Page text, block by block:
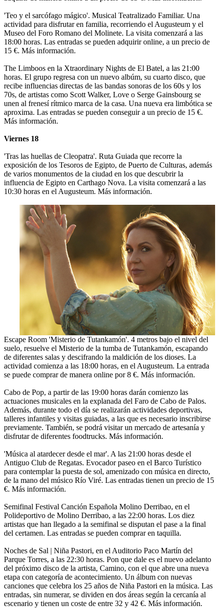
'Teo y el sarcófago mágico'. Musical Teatralizado Familiar. Una
actividad para disfrutar en familia, recorriendo el Augusteum y el
Museo del Foro Romano del Molinete. La visita comenzará a las
18:00 horas. Las entradas se pueden adquirir online, a un precio de
15 €. Más información.
The Limboos en la Xtraordinary Nights de El Batel, a las 21:00
horas. El grupo regresa con un nuevo albúm, su cuarto disco, que
recibe influencias directas de las bandas sonoras de los 60s y los
70s, de artistas como Scott Walker, Love o Serge Gainsbourg se
unen al frenesí rítmico marca de la casa. Una nueva era limbótica se
aproxima. Las entradas se pueden conseguir a un precio de 15 €.
Más información.
Viernes 18
'Tras las huellas de Cleopatra'. Ruta Guiada que recorre la
exposición de los Tesoros de Egipto, de Puerto de Culturas, además
de varios monumentos de la ciudad en los que descubrir la
influencia de Egipto en Carthago Nova. La visita comenzará a las
10:30 horas en el Augusteum. Más información.
Escape Room 'Misterio de Tutankamón'. 4 metros bajo el nivel del
suelo, resuelve el Misterio de la tumba de Tutankamón, escapando
de diferentes salas y descifrando la maldición de los dioses. La
actividad comienza a las 18:00 horas, en el Augusteum. La entrada
se puede comprar de manera online por 8 €. Más información.
Cabo de Pop, a partir de las 19:00 horas darán comienzo las
actuaciones musicales en la explanada del Faro de Cabo de Palos.
Además, durante todo el día se realizarán actividades deportivas,
talleres infantiles y visitas guiadas, a las que es necesario inscribirse
previamente. También, se podrá visitar un mercado de artesanía y
disfrutar de diferentes foodtrucks. Más información.
'Música al atardecer desde el mar'. A las 21:00 horas desde el
Antiguo Club de Regatas. Evocador paseo en el Barco Turístico
para contemplar la puesta de sol, amenizado con música en directo,
de la mano del músico Río Viré. Las entradas tienen un precio de 15
€. Más información.
Semifinal Festival Canción Española Molino Derribao, en el
Polideportivo de Molino Derribao, a las 22:00 horas. Los diez
artistas que han llegado a la semifinal se disputan el pase a la final
del certamen. Las entradas se pueden comprar en taquilla.
Noches de Sal | Niña Pastori, en el Auditorio Paco Martín del
Parque Torres, a las 22:30 horas. Pon que dale es el nuevo adelanto
del próximo disco de la artista, Camino, con el que abre una nueva
etapa con categoría de acontecimiento. Un álbum con nuevas
canciones que celebra los 25 años de Niña Pastori en la música. Las
entradas, sin numerar, se dividen en dos áreas según la cercanía al
escenario y tienen un coste de entre 32 y 42 €. Más información.